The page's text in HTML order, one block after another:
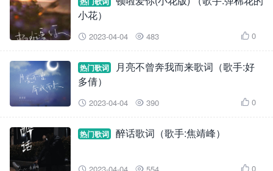
小花）
 2023-04-04  483  0
热门歌词
月亮不曾奔我而来歌词（歌手:好
多倩）
 2023-04-04  390  0
热门歌词 醉话歌词（歌手:焦靖峰）
   0